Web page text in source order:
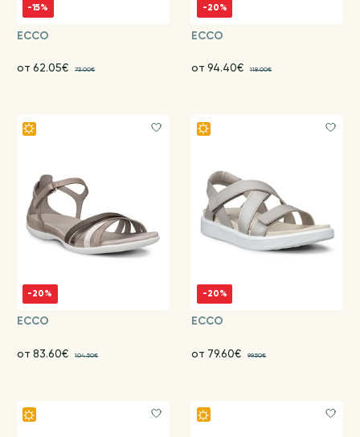
-15%
ECCO
от 62.05€ 73.00€
-20%
ECCO
от 94.40€ 118.00€
-20%
ECCO
от 83.60€ 104.50€
-20%
ECCO
от 79.60€ 99.50€